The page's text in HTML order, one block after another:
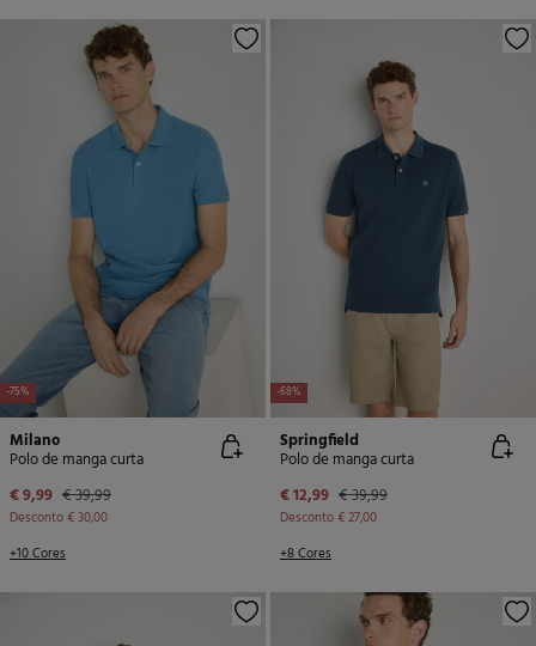
-75%
Milano
Polo de manga curta
€ 9,99 € 39,99
Desconto€ 30,00
+10 Cores
-68%
Springfield
Polo de manga curta
€ 12,99 € 39,99
Desconto€ 27,00
+8 Cores